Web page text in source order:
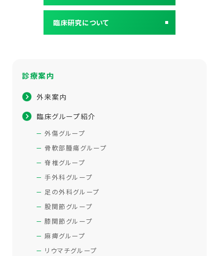
診療案内
外来案内
臨床グループ紹介
外傷グループ
骨軟部腫瘍グループ
脊椎グループ
手外科グループ
足の外科グループ
股関節グループ
膝関節グループ
麻痺グループ
リウマチグループ
臨床研究について